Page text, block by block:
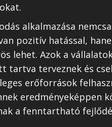
alkalmazása
pozitív hatással,
lehet. Azok a
tartva terveznek és
erőforrások
eredményeképpen
a fenntartható